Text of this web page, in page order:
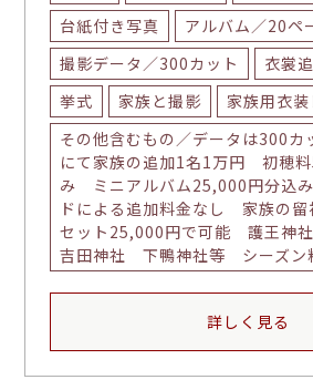
台紙付き写真
アルバム／20ペ
撮影データ／300カット
衣裳
挙式
家族と撮影
家族用衣
その他含むもの／データは300
にて家族の追加1名1万円 初穂
み ミニアルバム25,000円分込
ドによる追加料金なし 家族の留
セット25,000円で可能 護王神
吉田神社 下鴨神社等 シーズン
詳しく見る